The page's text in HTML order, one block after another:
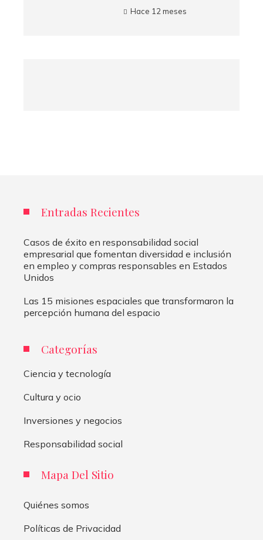
Hace 12 meses
Entradas Recientes
Casos de éxito en responsabilidad social
empresarial que fomentan diversidad e inclusión
en empleo y compras responsables en Estados
Unidos
Las 15 misiones espaciales que transformaron la
percepción humana del espacio
Categorías
Ciencia y tecnología
Cultura y ocio
Inversiones y negocios
Responsabilidad social
Mapa Del Sitio
Quiénes somos
Políticas de Privacidad